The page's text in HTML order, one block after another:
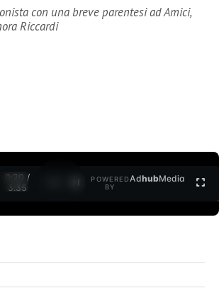
con una breve parentesi ad Amici,
Riccardi
0:21 /
3:35
POWERED
BY
AdhubMedia